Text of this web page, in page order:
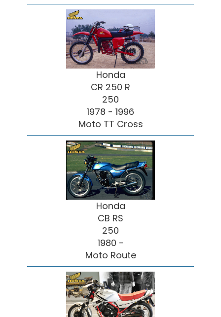
Honda
CR 250 R
250
1978 - 1996
Moto TT Cross
Honda
CB RS
250
1980 -
Moto Route